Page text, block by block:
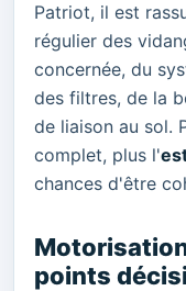
Patriot, il est
régulier des
concernée, du
des filtres, de la
de liaison au sol.
complet, plus l'
chances d'être
points